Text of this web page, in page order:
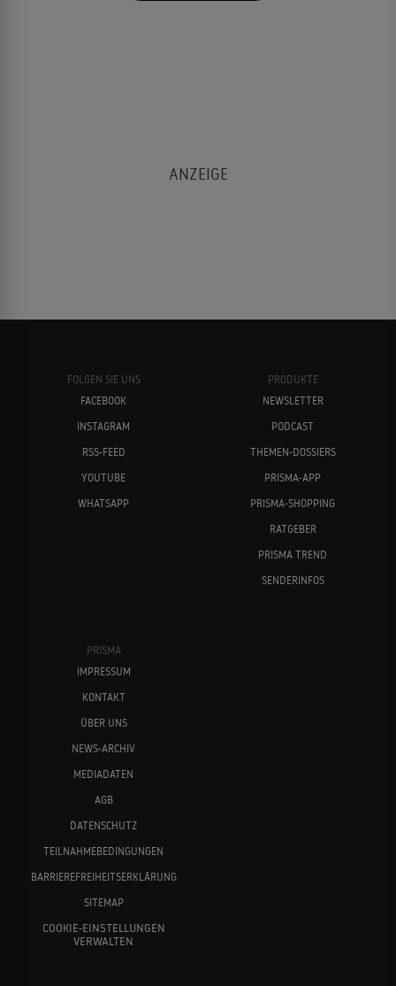
FOLGEN SIE UNS
FACEBOOK
INSTAGRAM
RSS-FEED
YOUTUBE
WHATSAPP
PRODUKTE
NEWSLETTER
PODCAST
THEMEN-DOSSIERS
PRISMA-APP
PRISMA-SHOPPING
RATGEBER
PRISMA TREND
SENDERINFOS
PRISMA
IMPRESSUM
KONTAKT
ÜBER UNS
NEWS-ARCHIV
MEDIADATEN
AGB
DATENSCHUTZ
TEILNAHMEBEDINGUNGEN
BARRIEREFREIHEITSERKLÄRUNG
SITEMAP
COOKIE-EINSTELLUNGEN
VERWALTEN